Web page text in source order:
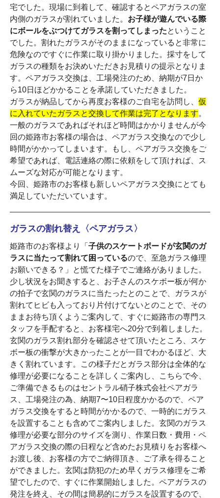
宅でした。現場に到着して、確認するとペアガラスの室
内側のガラスが割れていました。 お子様が遊んでいる際
にボールをぶつけてガラスを割ってしまったということ
でした。割れたガラスがそのままになっていると非常に
危険なのですぐに作業に取り掛かりました。採寸をして
ガラスの種類をお決めいただきお見積りの提示となりま
す。ペアガラス交換は、工場発注のため、納期が7日か
ら10日ほどかかることを承諾していただきました。
ガラスが納品してから再度お客様のご自宅を訪問し、 仮
に入れていたガラスと交換して作業は完了となります。
一般のガラスであればそれほど時間はかかりませんが今
回の姫路市お客様の場合は、ペアガラス交換なので少し
時間がかかってしまいます。もし、ペアガラス交換をご
希望であれば、電話連絡の際に依頼をして頂ければ、ス
ムーズな対応が可能となります。
今回、姫路市のお客様も新しいペアガラス交換にとても
満足していただいています。
ガラスの割れ替え〈ペアガラス〉
姫路市のお客様より「 子供のスケートボードが玄関のガ
ラスに当たって割れて困っているので、至急ガラス修理
お願いできる？」と慌てた様子でご連絡がありました。
少し状況をお聞きすると、お子さんのスケボー板が何か
の拍子で玄関のガラスに当たったとのことで、ガラスが
割れてヒビも入っており片付けてないとのことで、その
ままお待ち頂くようご案内して、すぐに姫路市の専門ス
タッフを手配すると、お客様宅へ20分で到着しました。
玄関のガラス割れ部分を確認させて頂いたところ、スケ
ボー板の衝撃が大きかったことが一目でわかるほど、大
きく割れています。この様子だとガラス部分は全体的な
修理が必要になることを詳しくご案内し、こちらで今、
ご準備できるものはセントラル硝子株式会社ペアガラ
ス、工場発注の為、納期7〜10日程度かかるので、ペア
ガラス交換をすると時間がかかるので、一時的にガラス
を設置することも含めてご案内しました。玄関のガラス
修理が必要な部分のサイズを測り、作業日数・費用・ペ
アガラス交換の際の日程など含めたお見積りをお客様へ
お渡し後、お客様の方でご納得頂き、ご了承を得ること
ができました。玄関は防犯のため早くガラス修理をご希
望でしたので、すぐに作業開始しました。ペアガラスの
発注を終え、その間は簡易的にガラスを設置するので、